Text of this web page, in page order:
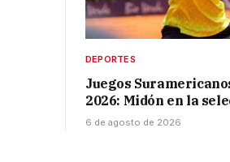
DEPORTES
Juegos
2026: Midón en la
6 de agosto de 2026